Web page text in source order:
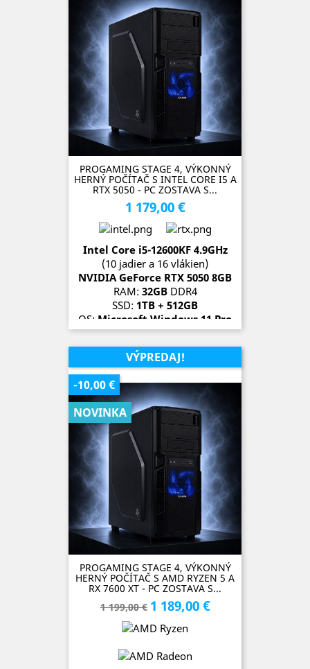
PROGAMING STAGE 4, VÝKONNÝ
HERNÝ POČÍTAČ S INTEL CORE I5 A
RTX 5050 - PC ZOSTAVA S...
Cena
1 179,00 €
Intel Core i5-12600KF 4.9GHz
(10 jadier a 16 vlákien)
NVIDIA GeForce RTX 5050 8GB
RAM: 32GBDDR4
SSD: 1TB + 512GB
OS: Microsoft Windows 11 Pro
SKLADOM (3 kusy)
PROGAMING STAGE 4, VÝKONNÝ
HERNÝ POČÍTAČ S AMD RYZEN 5 A
RX 7600 XT - PC ZOSTAVA S...
Základná
cena
1 199,00 € Cena
1 189,00 €
VÝPREDAJ!
-10,00 €
NOVINKA